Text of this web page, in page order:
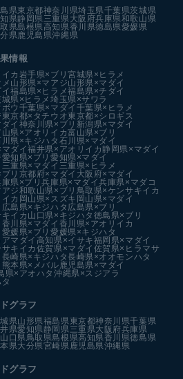
県東京都神奈川県埼玉県千葉県茨城県
県静岡県 三重県 大阪府兵庫県和歌山県
県島根県高知県香川県徳島県愛媛県
県 鹿児島県沖縄県
情報
カ 岩手県×ブリ宮城県×ヒラメ
山形県×マアジ山形県×マダイ
イ福島県×ヒラメ福島県×チダイ
城県×ヒラメ埼玉県×サワラ
ウ 千葉県×マダイ 千葉県×ヒラメ
東京都×タチウオ東京都×シロギス
イ 神奈川県×ブリ 新潟県×マダイ
山県×アオリイカ富山県×ブリ
川県×キジハタ 石川県×マダイ
ダイ福井県×アオリイカ静岡県×マダイ
愛知県×ブリ愛知県×マダイ
三重県×マダイ 三重県×ヒラメ
リ 京都府×マダイ 大阪府×マダイ
庫県×ブリ兵庫県×マダイ兵庫県×マダコ
ジ和歌山県×ブリ 鳥取県×ケンサキイカ
カ 岡山県×スズキ 岡山県×マダイ
広島県×キジハタ 広島県×ブリ
イカ 山口県×キジハタ 徳島県×ブリ
香川県×マダイ 香川県×アオリイカ
愛媛県×ブリ愛媛県×キジハタ
マダイ 高知県×イサキ福岡県×マダイ
キイカ 佐賀県×マダイ 佐賀県×ヒラマサ
長崎県×キジハタ長崎県×オオモンハタ
熊本県×メバル 鹿児島県×マダイ
県×アオハタ沖縄県×スジアラ
グラフ
県山形県福島県 東京都神奈川県千葉県
県愛知県静岡県 三重県大阪府兵庫県
山口県 鳥取県島根県高知県香川県徳島県
県大分県宮崎県 鹿児島県沖縄県
グラフ